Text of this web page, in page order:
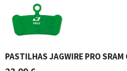
PASTILHAS JAGWIRE PRO SRAM